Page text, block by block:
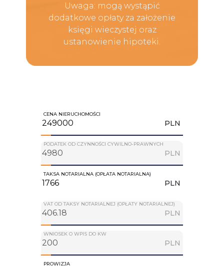
Uwaga: mogą wystąpić
dodatkowe opłaty za założenie
księgi wieczystej oraz
ustanowienie hipoteki.
CENA NIERUCHOMOŚCI
PLN
PODATEK OD CZYNNOŚCI CYWILNO-PRAWNYCH
PLN
TAKSA NOTARIALNA (OPŁATA NOTARIALNA)
PLN
VAT OD TAKSY NOTARIALNEJ (OPŁATY NOTARIALNEJ)
PLN
WNIOSEK O WPIS DO KW
PLN
PROWIZJA